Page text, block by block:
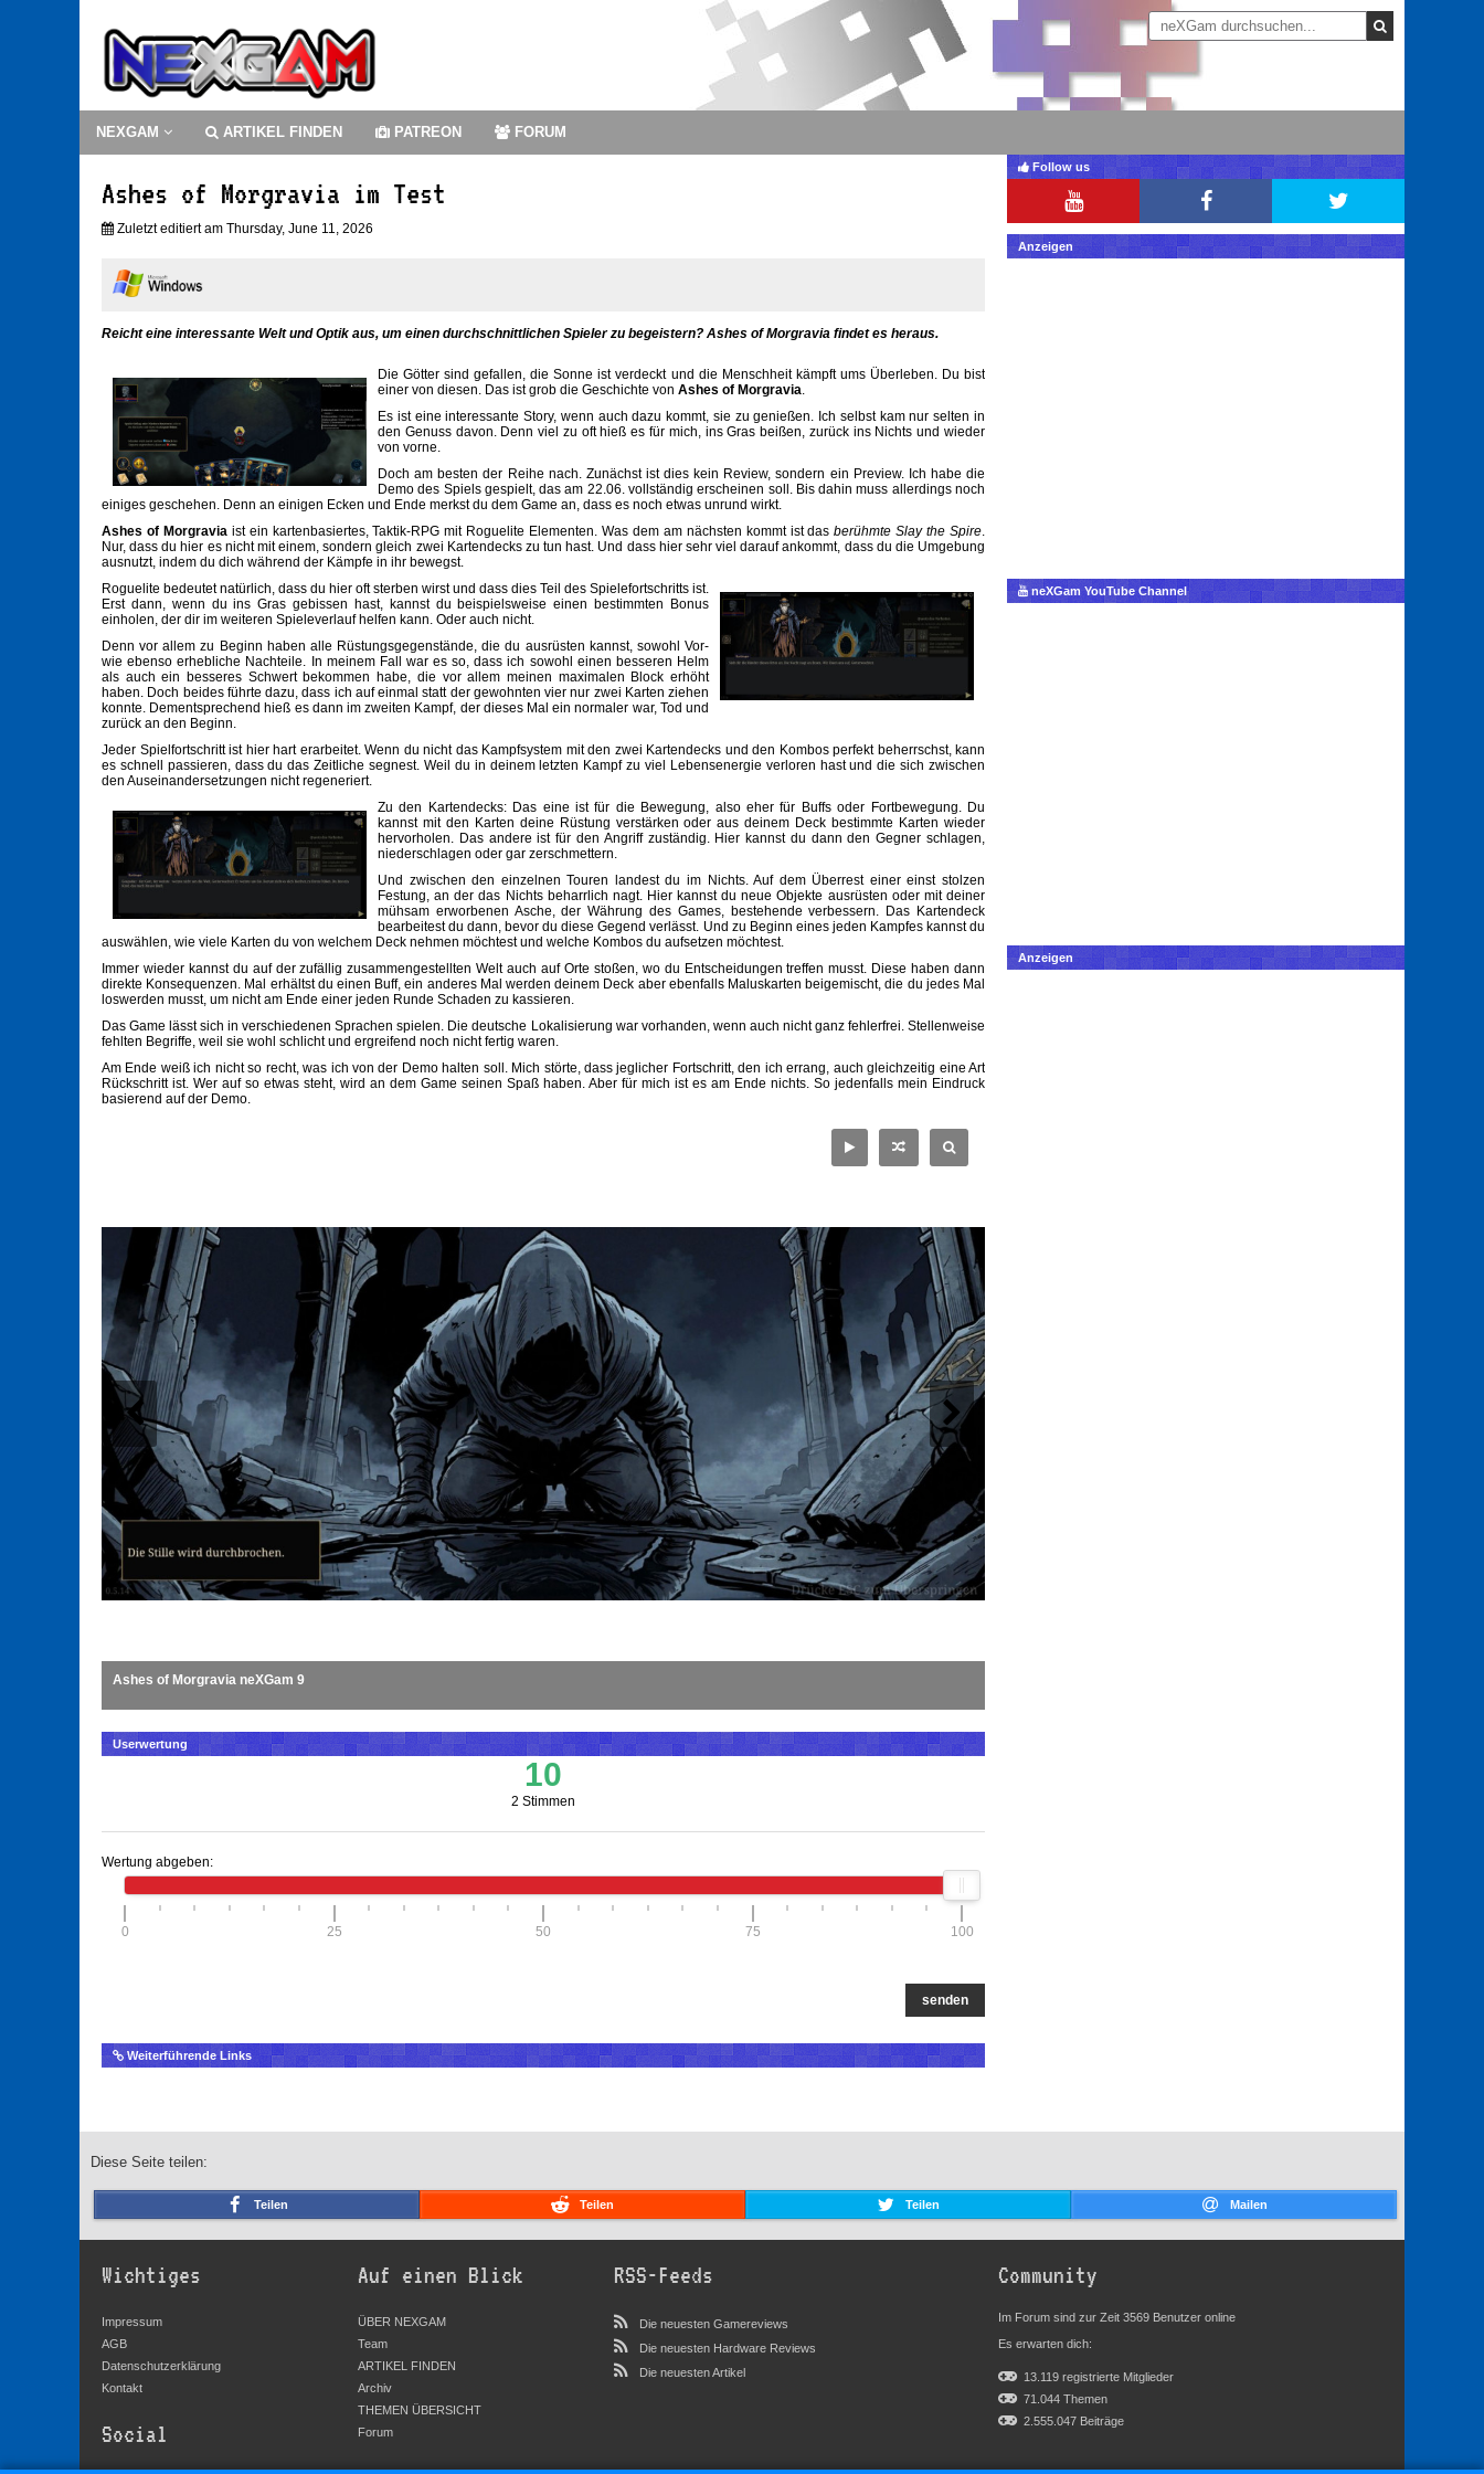
NEXGAM ARTIKEL FINDEN PATREON FORUM
Ashes of Morgravia im Test
Zuletzt editiert am Thursday, June 11, 2026
Reicht eine interessante Welt und Optik aus, um einen durchschnittlichen Spieler zu begeistern? Ashes of Morgravia findet es heraus.
Die Götter sind gefallen, die Sonne ist verdeckt und die Menschheit kämpft ums Überleben. Du bist
einer von diesen. Das ist grob die Geschichte von Ashes of Morgravia.
Es ist eine interessante Story, wenn auch dazu kommt, sie zu genießen. Ich selbst kam nur selten in
den Genuss davon. Denn viel zu oft hieß es für mich, ins Gras beißen, zurück ins Nichts und wieder
von vorne.
Doch am besten der Reihe nach. Zunächst ist dies kein Review, sondern ein Preview. Ich habe die
Demo des Spiels gespielt, das am 22.06. vollständig erscheinen soll. Bis dahin muss allerdings noch
einiges geschehen. Denn an einigen Ecken und Ende merkst du dem Game an, dass es noch etwas unrund wirkt.
Ashes of Morgraviaist ein kartenbasiertes, Taktik-RPG mit Roguelite Elementen. Was dem am nächsten kommt ist dasberühmte Slay the Spire.
Nur, dass du hier es nicht mit einem, sondern gleich zwei Kartendecks zu tun hast. Und dass hier sehr viel darauf ankommt, dass du die Umgebung
ausnutzt, indem du dich während der Kämpfe in ihr bewegst.
Roguelite bedeutet natürlich, dass du hier oft sterben wirst und dass dies Teil des Spielefortschritts ist.
Erst dann, wenn du ins Gras gebissen hast, kannst du beispielsweise einen bestimmten Bonus
einholen, der dir im weiteren Spieleverlauf helfen kann. Oder auch nicht.
Denn vor allem zu Beginn haben alle Rüstungsgegenstände, die du ausrüsten kannst, sowohl Vor-
wie ebenso erhebliche Nachteile. In meinem Fall war es so, dass ich sowohl einen besseren Helm
als auch ein besseres Schwert bekommen habe, die vor allem meinen maximalen Block erhöht
haben. Doch beides führte dazu, dass ich auf einmal statt der gewohnten vier nur zwei Karten ziehen
konnte. Dementsprechend hieß es dann im zweiten Kampf, der dieses Mal ein normaler war, Tod und
zurück an den Beginn.
Jeder Spielfortschritt ist hier hart erarbeitet. Wenn du nicht das Kampfsystem mit den zwei Kartendecks und den Kombos perfekt beherrschst, kann
es schnell passieren, dass du das Zeitliche segnest. Weil du in deinem letzten Kampf zu viel Lebensenergie verloren hast und die sich zwischen
den Auseinandersetzungen nicht regeneriert.
Zu den Kartendecks: Das eine ist für die Bewegung, also eher für Buffs oder Fortbewegung. Du
kannst mit den Karten deine Rüstung verstärken oder aus deinem Deck bestimmte Karten wieder
hervorholen. Das andere ist für den Angriff zuständig. Hier kannst du dann den Gegner schlagen,
niederschlagen oder gar zerschmettern.
Und zwischen den einzelnen Touren landest du im Nichts. Auf dem Überrest einer einst stolzen
Festung, an der das Nichts beharrlich nagt. Hier kannst du neue Objekte ausrüsten oder mit deiner
mühsam erworbenen Asche, der Währung des Games, bestehende verbessern. Das Kartendeck
bearbeitest du dann, bevor du diese Gegend verlässt. Und zu Beginn eines jeden Kampfes kannst du
auswählen, wie viele Karten du von welchem Deck nehmen möchtest und welche Kombos du aufsetzen möchtest.
Immer wieder kannst du auf der zufällig zusammengestellten Welt auch auf Orte stoßen, wo du Entscheidungen treffen musst. Diese haben dann
direkte Konsequenzen. Mal erhältst du einen Buff, ein anderes Mal werden deinem Deck aber ebenfalls Maluskarten beigemischt, die du jedes Mal
loswerden musst, um nicht am Ende einer jeden Runde Schaden zu kassieren.
Das Game lässt sich in verschiedenen Sprachen spielen. Die deutsche Lokalisierung war vorhanden, wenn auch nicht ganz fehlerfrei. Stellenweise
fehlten Begriffe, weil sie wohl schlicht und ergreifend noch nicht fertig waren.
Am Ende weiß ich nicht so recht, was ich von der Demo halten soll. Mich störte, dass jeglicher Fortschritt, den ich errang, auch gleichzeitig eine Art
Rückschritt ist. Wer auf so etwas steht, wird an dem Game seinen Spaß haben. Aber für mich ist es am Ende nichts. So jedenfalls mein Eindruck
basierend auf der Demo.
Ashes of Morgravia neXGam 9
Userwertung
10
2 Stimmen
Wertung abgeben:
0 25 50 75 100
senden
Weiterführende Links
Follow us
Anzeigen
neXGam YouTube Channel
Anzeigen
Diese Seite teilen:
Teilen Teilen Teilen Mailen
Wichtiges
Impressum
AGB
Datenschutzerklärung
Kontakt
Social
Auf einen Blick
ÜBER NEXGAM
Team
ARTIKEL FINDEN
Archiv
THEMEN ÜBERSICHT
Forum
RSS-Feeds
Die neuesten Gamereviews
Die neuesten Hardware Reviews
Die neuesten Artikel
Community
Im Forum sind zur Zeit 3569 Benutzer online
Es erwarten dich:
13.119 registrierte Mitglieder
71.044 Themen
2.555.047 Beiträge